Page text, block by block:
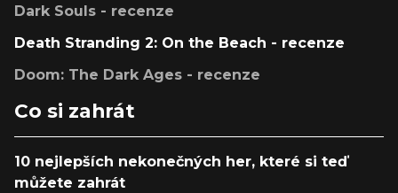
Dark Souls - recenze
Death Stranding 2: On the Beach - recenze
Doom: The Dark Ages - recenze
Co si zahrát
10 nejlepších nekonečných her, které si teď
můžete zahrát